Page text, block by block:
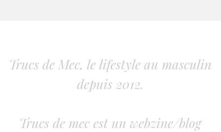
Trucs de Mec, le lifestyle au masculin
depuis 2012.
Trucs de mec est un webzine/blog